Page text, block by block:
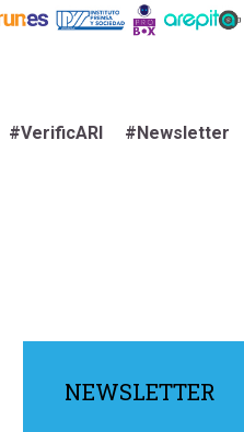
#VerificARI #Newsletter
NEWSLETTER